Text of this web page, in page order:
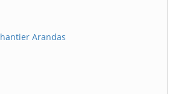
Arandas